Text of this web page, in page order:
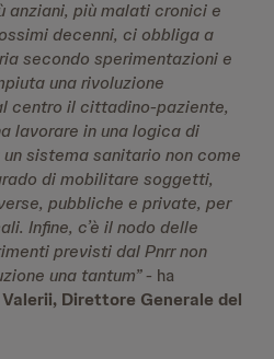
anziani, più malati cronici e
decenni, ci obbliga a
secondo sperimentazioni e
una rivoluzione
centro il cittadino-paziente,
lavorare in una logica di
sistema sanitario non come
di mobilitare soggetti,
pubbliche e private, per
Infine, c’è il nodo delle
previsti dal Pnrr non
una tantum” - ha
Direttore Generale del